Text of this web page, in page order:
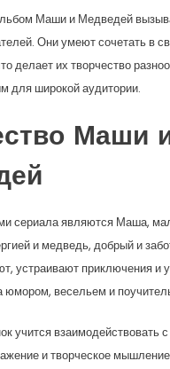
Маши и Медведей
Они умеют сочетать в
делает их творчество
для широкой аудитории.
Маши
сериала являются Маша,
и медведь, добрый и
устраивают приключения и
юмором, весельем и
учится
и творческое